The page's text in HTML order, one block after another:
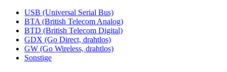
USB (Universal Serial Bus)
BTA (British Telecom Analog)
BTD (British Telecom Digital)
GDX (Go Direct, drahtlos)
GW (Go Wireless, drahtlos)
Sonstige